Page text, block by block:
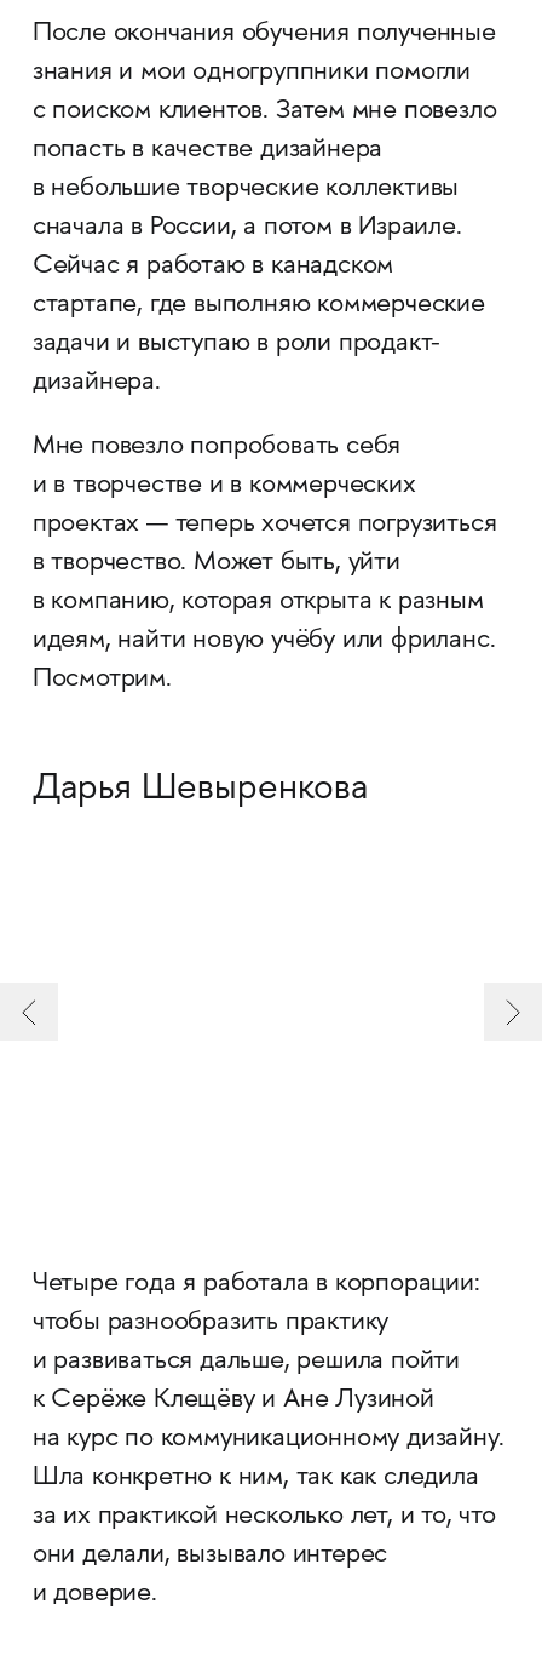
После окончания обучения полученные
знания и мои одногруппники помогли
с поиском клиентов. Затем мне повезло
попасть в качестве дизайнера
в небольшие творческие коллективы
сначала в России, а потом в Израиле.
Сейчас я работаю в канадском
стартапе, где выполняю коммерческие
задачи и выступаю в роли продакт-
дизайнера.
Мне повезло попробовать себя
и в творчестве и в коммерческих
проектах — теперь хочется погрузиться
в творчество. Может быть, уйти
в компанию, которая открыта к разным
идеям, найти новую учёбу или фриланс.
Посмотрим.
Дарья Шевыренкова
Четыре года я работала в корпорации:
чтобы разнообразить практику
и развиваться дальше, решила пойти
к Серёже Клещёву и Ане Лузиной
на курс по коммуникационному дизайну.
Шла конкретно к ним, так как следила
за их практикой несколько лет, и то, что
они делали, вызывало интерес
и доверие.